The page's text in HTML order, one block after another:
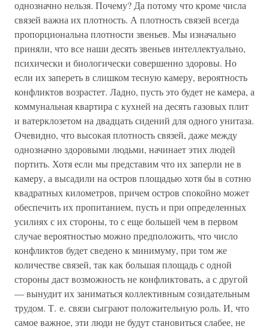
однозначно нельзя. Почему? Да потому что кроме числа
связей важна их плотность. А плотность связей всегда
пропорциональна плотности звеньев. Мы изначально
приняли, что все наши десять звеньев интеллектуально,
психически и биологически совершенно здоровы. Но
если их запереть в слишком тесную камеру, вероятность
конфликтов возрастет. Ладно, пусть это будет не камера, а
коммунальная квартира с кухней на десять газовых плит
и ватерклозетом на двадцать сидений для одного унитаза.
Очевидно, что высокая плотность связей, даже между
однозначно здоровыми людьми, начинает этих людей
портить. Хотя если мы представим что их заперли не в
камеру, а высадили на остров площадью хотя бы в сотню
квадратных километров, причем остров спокойно может
обеспечить их пропитанием, пусть и при определенных
усилиях с их стороны, то с еще большей чем в первом
случае вероятностью можно предположить, что число
конфликтов будет сведено к минимуму, при том же
количестве связей, так как большая площадь с одной
стороны даст возможность не конфликтовать, а с другой
— вынудит их заниматься коллективным созидательным
трудом. Т. е. связи сыграют положительную роль. И, что
самое важное, эти люди не будут становиться слабее, не